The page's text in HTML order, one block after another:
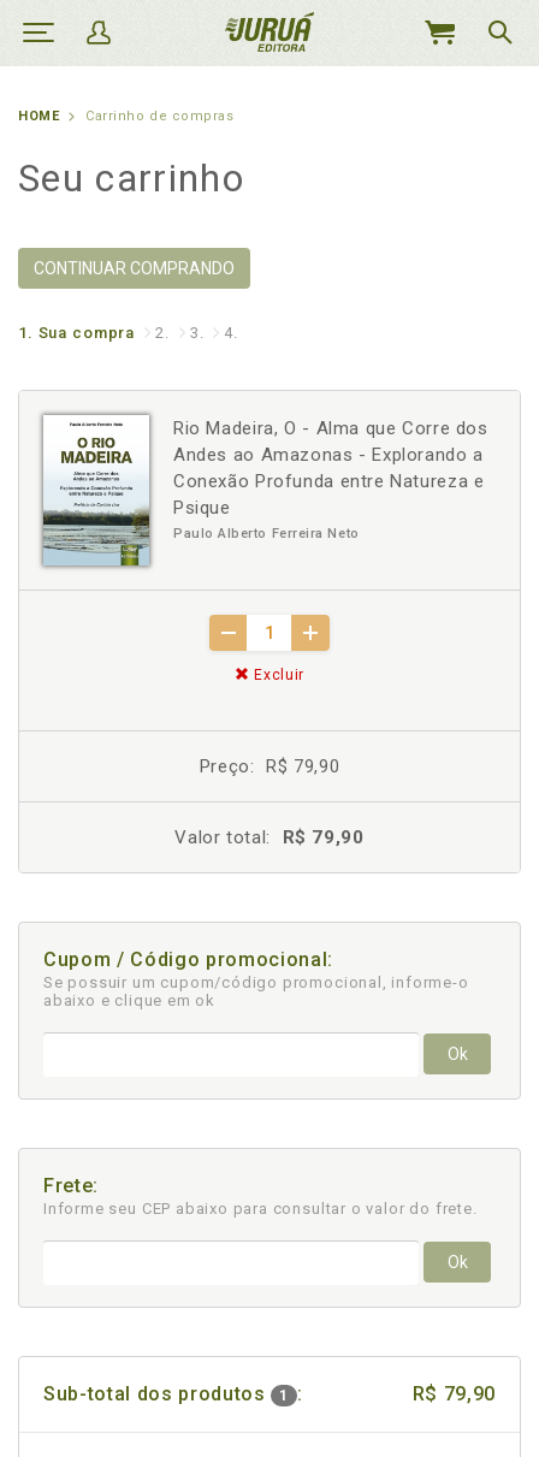
MEU
HOME Carrinho de compras
Seu carrinho
CONTINUAR COMPRANDO
1. Sua compra 2. 3. 4.
Rio Madeira, O - Alma que Corre dos
Andes ao Amazonas - Explorando a
Conexão Profunda entre Natureza e
Psique
Paulo Alberto Ferreira Neto
Excluir
Preço: R$ 79,90
Valor total: R$ 79,90
Cupom / Código promocional:
Se possuir um cupom/código promocional, informe-o
abaixo e clique em ok
Ok
Frete:
Informe seu CEP abaixo para consultar o valor do frete.
Ok
Sub-total dos produtos 1 : R$ 79,90